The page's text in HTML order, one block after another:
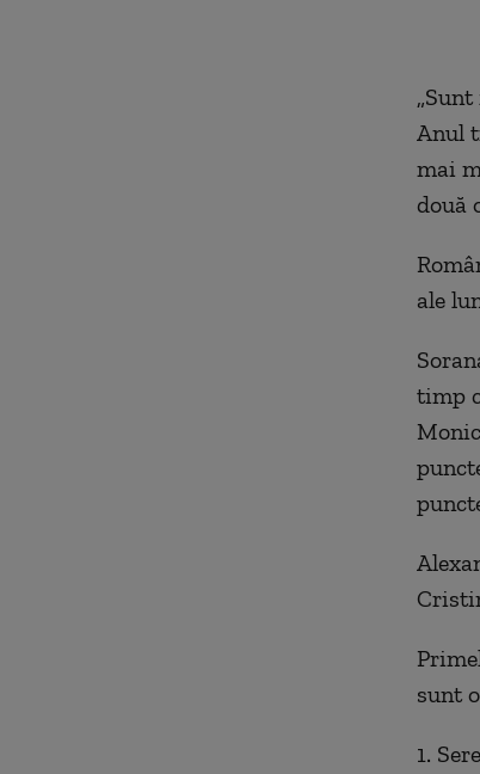
Anul
mai
două
ale
timp
sunt
1.